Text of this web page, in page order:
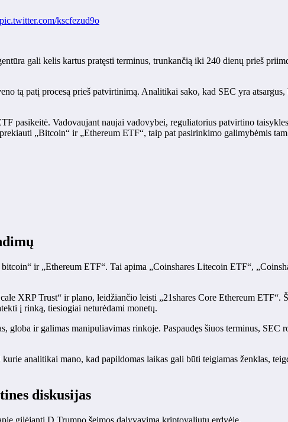
pic.twitter.com/kscfezud9o
gali kelis kartus pratęsti terminus, trunkančią iki 240 dienų prieš
tą patį procesą prieš patvirtinimą. Analitikai sako, kad SEC yra
pasikeitė. Vadovaujant naujai vadovybei, reguliatorius patvirtino
„Bitcoin“ ir „Ethereum ETF“, taip pat pasirinkimo galimybėmis
ir „Ethereum ETF“. Tai apima „Coinshares Litecoin ETF“,
XRP Trust“ ir plano, leidžiančio leisti „21shares Core Ethereum
į rinką, tiesiogiai neturėdami monetų.
ir galimas manipuliavimas rinkoje. Paspaudęs šiuos terminus, SEC
analitikai mano, kad papildomas laikas gali būti teigiamas ženklas,
diskusijas
gilėjantį D.Trumpo šeimos dalyvavimą kriptovaliutų erdvėje.